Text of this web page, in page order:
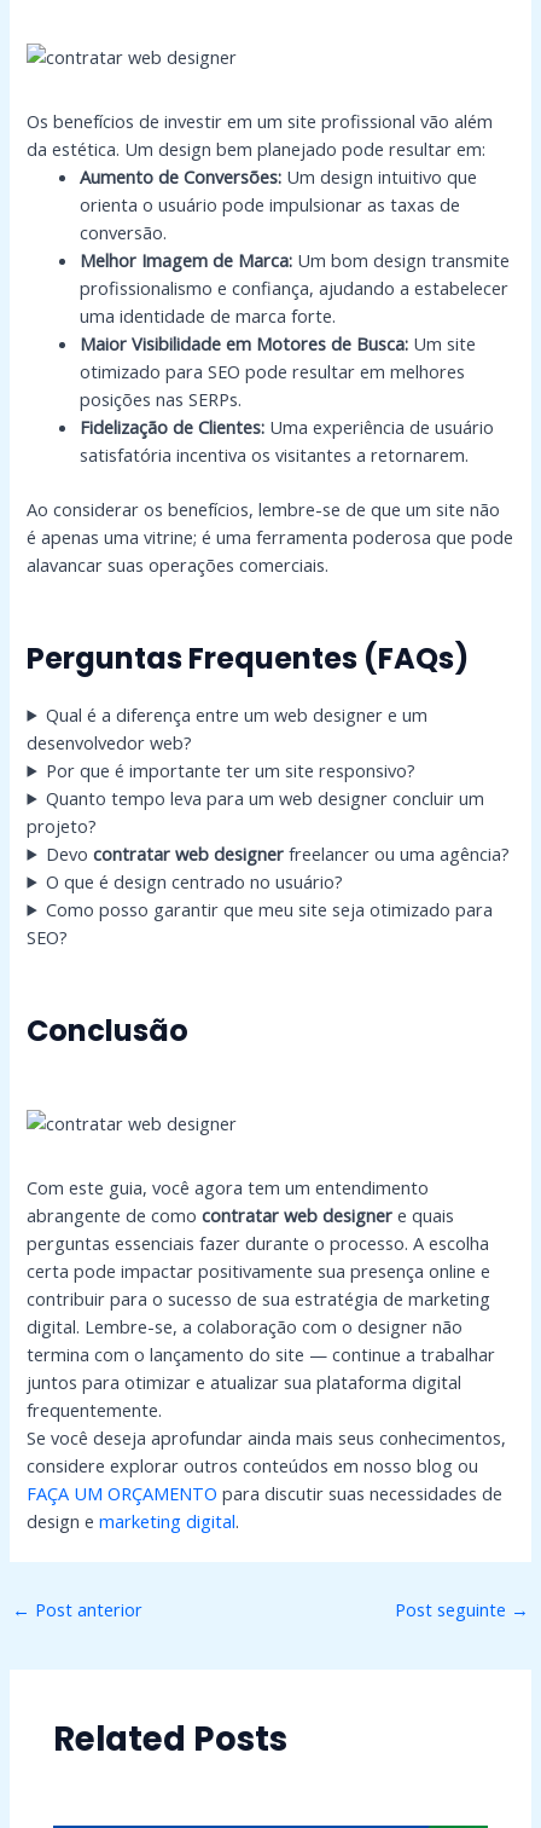
Os benefícios de investir em um site profissional vão além
da estética. Um design bem planejado pode resultar em:
Aumento de Conversões: Um design intuitivo que
orienta o usuário pode impulsionar as taxas de
conversão.
Melhor Imagem de Marca: Um bom design transmite
profissionalismo e confiança, ajudando a estabelecer
uma identidade de marca forte.
Maior Visibilidade em Motores de Busca: Um site
otimizado para SEO pode resultar em melhores
posições nas SERPs.
Fidelização de Clientes: Uma experiência de usuário
satisfatória incentiva os visitantes a retornarem.
Ao considerar os benefícios, lembre-se de que um site não
é apenas uma vitrine; é uma ferramenta poderosa que pode
alavancar suas operações comerciais.
Perguntas Frequentes (FAQs)
Qual é a diferença entre um web designer e um
desenvolvedor web?
Por que é importante ter um site responsivo?
Quanto tempo leva para um web designer concluir um
projeto?
Devo contratar web designerfreelancer ou uma agência?
O que é design centrado no usuário?
Como posso garantir que meu site seja otimizado para
SEO?
Conclusão
Com este guia, você agora tem um entendimento
abrangente de comocontratar web designer e quais
perguntas essenciais fazer durante o processo. A escolha
certa pode impactar positivamente sua presença online e
contribuir para o sucesso de sua estratégia de marketing
digital. Lembre-se, a colaboração com o designer não
termina com o lançamento do site — continue a trabalhar
juntos para otimizar e atualizar sua plataforma digital
frequentemente.
Se você deseja aprofundar ainda mais seus conhecimentos,
considere explorar outros conteúdos em nosso blog ou
FAÇA UM ORÇAMENTO para discutir suas necessidades de
design emarketing digital.
← Post anterior Post seguinte →
Related Posts